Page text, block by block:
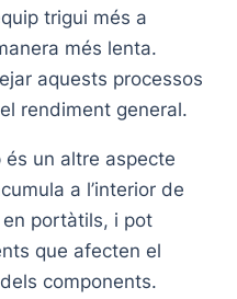
trigui més a
més lenta.
aquests processos
rendiment general.
és un altre aspecte
a l’interior de
en portàtils, i pot
que afecten el
components.